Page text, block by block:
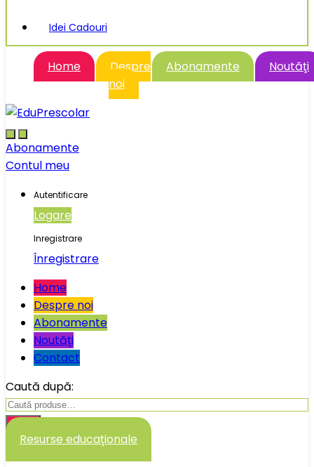
Idei Cadouri
Home
Despre
noi
Abonamente Noutăţi
Abonamente
Contul meu
Autentificare
Logare
Inregistrare
Înregistrare
Home
Despre noi
Abonamente
Noutăţi
Contact
Caută după:
Caută
Resurse educaţionale